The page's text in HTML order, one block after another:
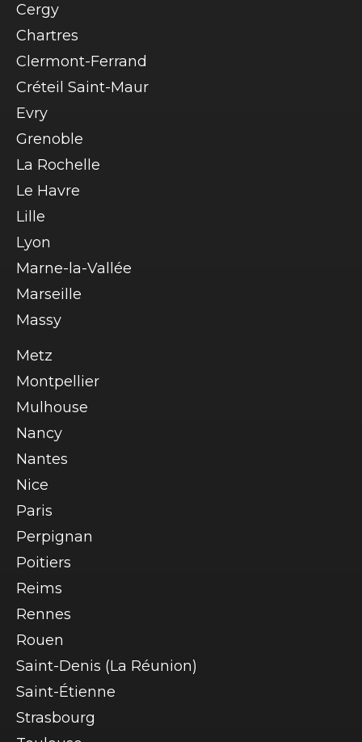
Cergy
Chartres
Clermont-Ferrand
Créteil Saint-Maur
Evry
Grenoble
La Rochelle
Le Havre
Lille
Lyon
Marne-la-Vallée
Marseille
Massy
Metz
Montpellier
Mulhouse
Nancy
Nantes
Nice
Paris
Perpignan
Poitiers
Reims
Rennes
Rouen
Saint-Denis (La Réunion)
Saint-Étienne
Strasbourg